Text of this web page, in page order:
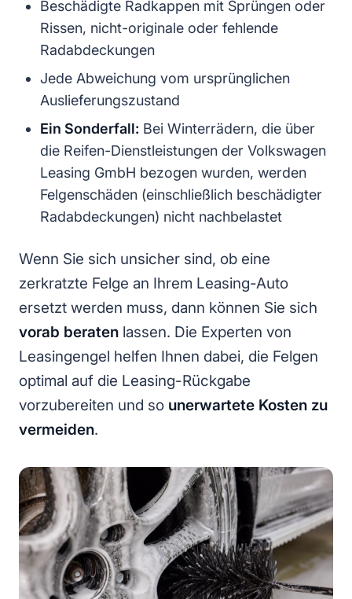
Beschädigte Radkappen mit Sprüngen oder
Rissen, nicht-originale oder fehlende
Radabdeckungen
Jede Abweichung vom ursprünglichen
Auslieferungszustand
Ein Sonderfall: Bei Winterrädern, die über
die Reifen-Dienstleistungen der Volkswagen
Leasing GmbH bezogen wurden, werden
Felgenschäden (einschließlich beschädigter
Radabdeckungen) nicht nachbelastet
Wenn Sie sich unsicher sind, ob eine
zerkratzte Felge an Ihrem Leasing-Auto
ersetzt werden muss, dann können Sie sich
vorab beraten lassen. Die Experten von
Leasingengel helfen Ihnen dabei, die Felgen
optimal auf die Leasing-Rückgabe
vorzubereiten und so unerwartete Kosten zu
vermeiden.